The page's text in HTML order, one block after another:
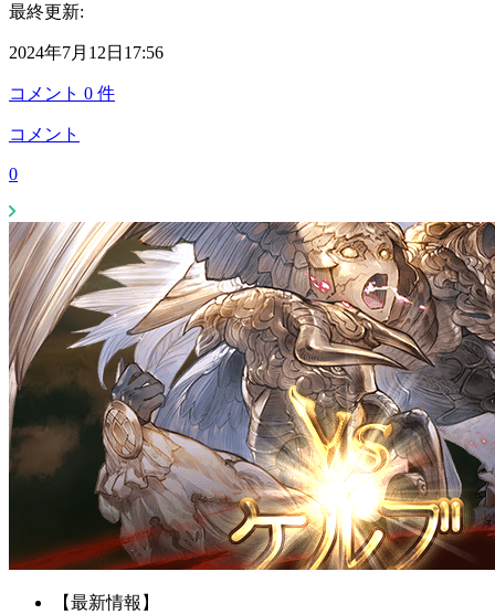
最終更新:
2024年7月12日17:56
コメント 0 件
コメント
0
【最新情報】